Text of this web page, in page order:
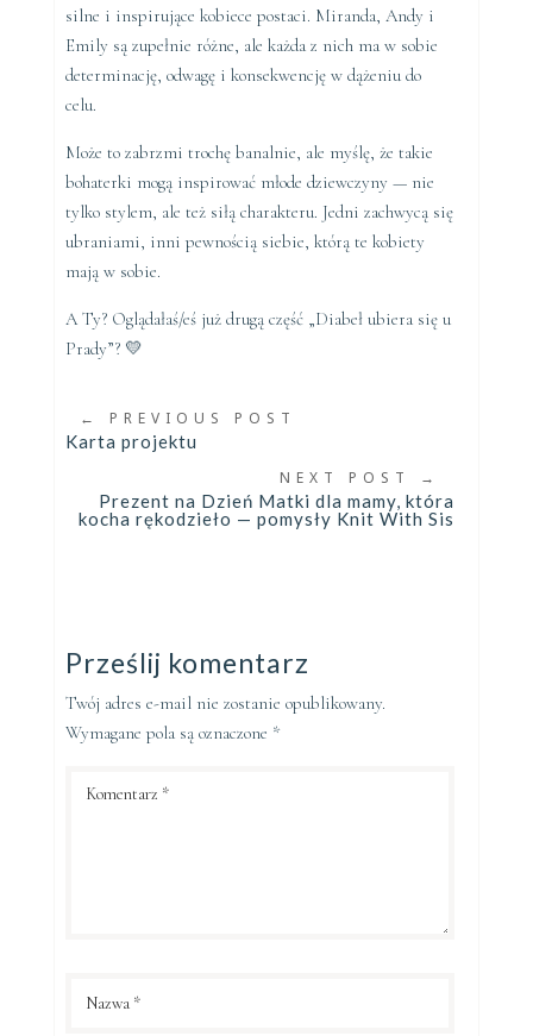
silne i inspirujące kobiece postaci. Miranda, Andy i
Emily są zupełnie różne, ale każda z nich ma w sobie
determinację, odwagę i konsekwencję w dążeniu do
celu.
Może to zabrzmi trochę banalnie, ale myślę, że takie
bohaterki mogą inspirować młode dziewczyny — nie
tylko stylem, ale też siłą charakteru. Jedni zachwycą się
ubraniami, inni pewnością siebie, którą te kobiety
mają w sobie.
A Ty? Oglądałaś/eś już drugą część „Diabeł ubiera się u
Prady”? 💛
← PREVIOUS POST
Karta projektu
NEXT POST →
Prezent na Dzień Matki dla mamy, która
kocha rękodzieło — pomysły Knit With Sis
Prześlij komentarz
Twój adres e-mail nie zostanie opublikowany.
Wymagane pola są oznaczone *